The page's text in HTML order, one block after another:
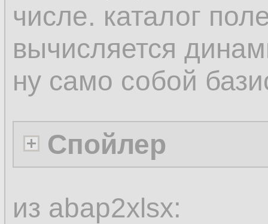
числе. каталог
вычисляется
ну само собой
Спойлер
из abap2xlsx: